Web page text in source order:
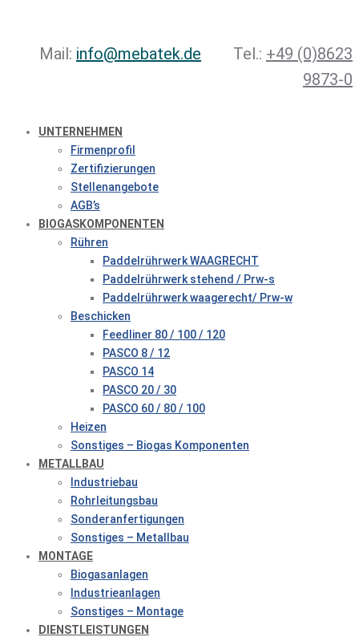
Mail: info@mebatek.de Tel.: +49 (0)8623
9873-0
UNTERNEHMEN
Firmenprofil
Zertifizierungen
Stellenangebote
AGB’s
BIOGASKOMPONENTEN
Rühren
Paddelrührwerk WAAGRECHT
Paddelrührwerk stehend / Prw-s
Paddelrührwerk waagerecht/ Prw-w
Beschicken
Feedliner 80 / 100 / 120
PASCO 8 / 12
PASCO 14
PASCO 20 / 30
PASCO 60 / 80 / 100
Heizen
Sonstiges – Biogas Komponenten
METALLBAU
Industriebau
Rohrleitungsbau
Sonderanfertigungen
Sonstiges – Metallbau
MONTAGE
Biogasanlagen
Industrieanlagen
Sonstiges – Montage
DIENSTLEISTUNGEN